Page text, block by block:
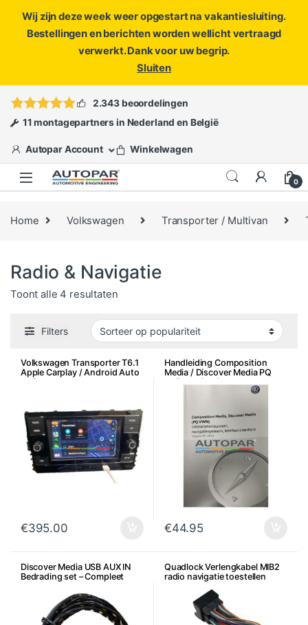
Wij zijn deze week weer opgestart na vakantiesluiting.
Bestellingen en berichten worden wellicht vertraagd
verwerkt. Dank voor uw begrip.
Sluiten
ofopen een ticket
2.343 beoordelingen
11 montagepartners in Nederland en België
Autopar Account Winkelwagen
0
Home Volkswagen Transporter / Multivan
Radio & Navigatie
Toont alle 4 resultatenGesorteerd op populariteit
Filters
Volkswagen Transporter T6.1
Apple Carplay / Android Auto
radio
€395.00
Handleiding Composition
Media / Discover Media PQ
radio navigatiesysteem
€44.95
Discover Media USB AUX IN
Bedrading set – Compleet
Quadlock Verlengkabel MIB2
radio navigatie toestellen